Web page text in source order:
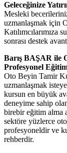
Geleceğinize
Mesleki
uzmanlaşmak için
Katılımcılarımıza
sonrası destek
Barış BAŞAR ile
Profesyonel
Oto Beyin Tamir
uzmanlaşmak
kursun en büyük
deneyime sahip
birebir eğitim alma
sektöre yüzlerce
profesyoneldir ve
rehberdir.